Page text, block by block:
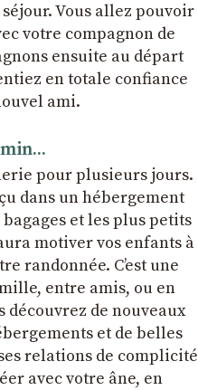
Vous allez pouvoir
votre compagnon de
ensuite au départ
en totale confiance
ami.
pour plusieurs jours.
dans un hébergement
et les plus petits
motiver vos enfants à
randonnée. C’est une
entre amis, ou en
découvrez de nouveaux
et de belles
relations de complicité
avec votre âne, en